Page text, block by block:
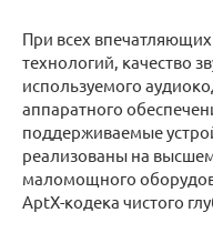
При всех
технологий, качество
используемого
аппаратного
поддерживаемые
реализованы на
маломощного
AptX-кодека чистого